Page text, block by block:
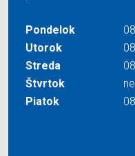
Pondelok
Utorok
Streda
Štvrtok
Piatok